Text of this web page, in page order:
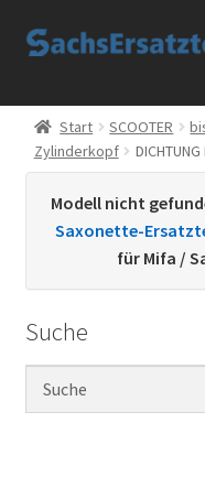
Zur
Zum
Start
AGB
Datenschutzerklärung
Kontakt
Sachs Ersatzteile
Start SCOOTER
Zylinderkopf
Modell nicht
Saxonette-
für Mifa /
Suche